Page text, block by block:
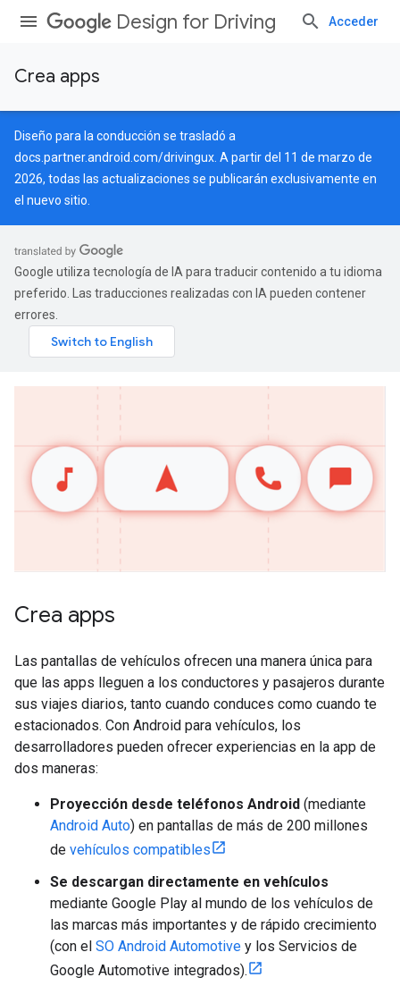
Design for Driving Acceder
Crea apps
Diseño para la conducción se trasladó a
docs.partner.android.com/drivingux . A partir del 11 de marzo de
2026, todas las actualizaciones se publicarán exclusivamente en
el nuevo sitio.
Google utiliza tecnología de IA para traducir contenido a tu idioma
preferido. Las traducciones realizadas con IA pueden contener
errores.
Crea apps
Las pantallas de vehículos ofrecen una manera única para
que las apps lleguen a los conductores y pasajeros durante
sus viajes diarios, tanto cuando conduces como cuando te
estacionados. Con Android para vehículos, los
desarrolladores pueden ofrecer experiencias en la app de
dos maneras:
Proyección desde teléfonos Android (mediante
Android Auto) en pantallas de más de 200 millones
de vehículos compatibles
Se descargan directamente en vehículos
mediante Google Play al mundo de los vehículos de
las marcas más importantes y de rápido crecimiento
(con el SO Android Automotive y los Servicios de
Google Automotive integrados).